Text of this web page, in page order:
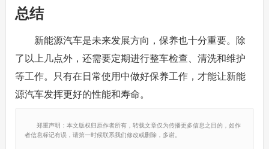
总结
新能源汽车是未来发展方向，保养也十分重要。除
了以上几点外，还需要定期进行整车检查、清洗和维护
等工作。只有在日常使用中做好保养工作，才能让新能
源汽车发挥更好的性能和寿命。
郑重声明：本文版权归原作者所有，转载文章仅为传播更多信息之目的，如作
者信息标记有误，请第一时候联系我们修改或删除，多谢。